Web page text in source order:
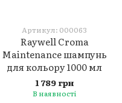
Артикул: 000063
Raywell Croma
Maintenance шампунь
для кольору 1000 мл
1 789 грн
В наявності